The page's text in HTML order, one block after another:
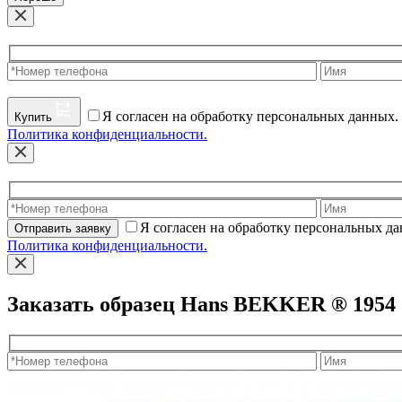
Купить
Я согласен на обработку персональных данных.
Политика конфиденциальности.
Отправить заявку
Я согласен на обработку персональных
Политика конфиденциальности.
Заказать образец Hans BEKKER ® 1954